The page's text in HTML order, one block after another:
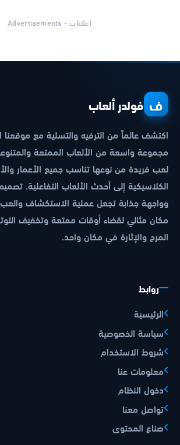
اعلانات - Advertisements
ف فولدر ألعاب
اكتشف عالماً من الترفيه والتسلية مع
مجموعة واسعة من الألعاب الممتعة
لعب فريدة من نوعها تناسب جميع الأعمار
الكلاسيكية إلى أحدث الألعاب التفاعلية.
وواجهة جذابة تجعل عملية الاستكشاف
مكان مثالي لقضاء أوقات ممتعة وتخفيف
المرح والإثارة في مكان واحد.
روابط
الرئيسية
سياسة الخصوصية
شروط الاستخدام
معلومات عنا
دخول النظام
تواصل معنا
صناع المحتوى